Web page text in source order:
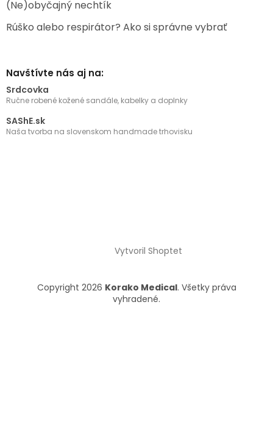
(Ne)obyčajný nechtík
Rúško alebo respirátor? Ako si správne vybrať
Navštívte nás aj na:
Srdcovka
Ručne robené kožené sandále, kabelky a doplnky
SAShE.sk
Naša tvorba na slovenskom handmade trhovisku
Vytvoril Shoptet
Copyright 2026 Korako Medical. Všetky práva
vyhradené.